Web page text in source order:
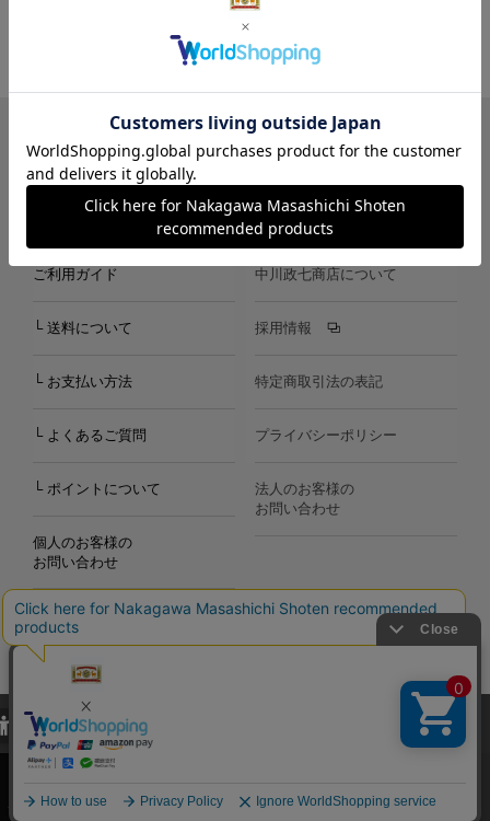
LINE Instagram X Facebook メールマガジン
ご利用ガイド
└ 送料について
└ お支払い方法
└ よくあるご質問
└ ポイントについて
個人のお客様の
お問い合わせ
中川政七商店について
採用情報
特定商取引法の表記
プライバシーポリシー
法人のお客様の
お問い合わせ
Copyright©2000-2026
Nakagawa Masashichi Shoten All Rights Reserved.
当サイトでは、当サイト内における閲覧履歴・属性情報などの取得およ
び利便性向上のためにクッキー（Cookie）を使用いたします。詳細に
関しては「プライバシーポリシー
承諾する